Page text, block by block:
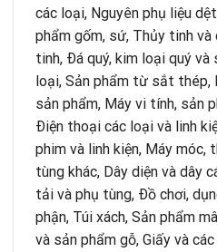
các loại, Nguyên phụ liệu
phẩm gốm, sứ, Thủy tinh
tinh, Ðá quý, kim loại quý
loại, Sản phẩm từ sắt thép,
sản phẩm, Máy vi tính, sản
Ðiện thoại các loại và linh
phim và linh kiện, Máy móc,
tùng khác, Dây diện và dây
tải và phụ tùng, Ðồ chơi,
phận, Túi xách, Sản phẩm
và sản phẩm gỗ, Giấy và